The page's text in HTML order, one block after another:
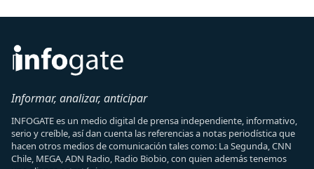
Informar, analizar, anticipar
INFOGATE es un medio digital de prensa independiente, informativo,
serio y creíble, así dan cuenta las referencias a notas periodística que
hacen otros medios de comunicación tales como: La Segunda, CNN
Chile, MEGA, ADN Radio, Radio Biobio, con quien además tenemos